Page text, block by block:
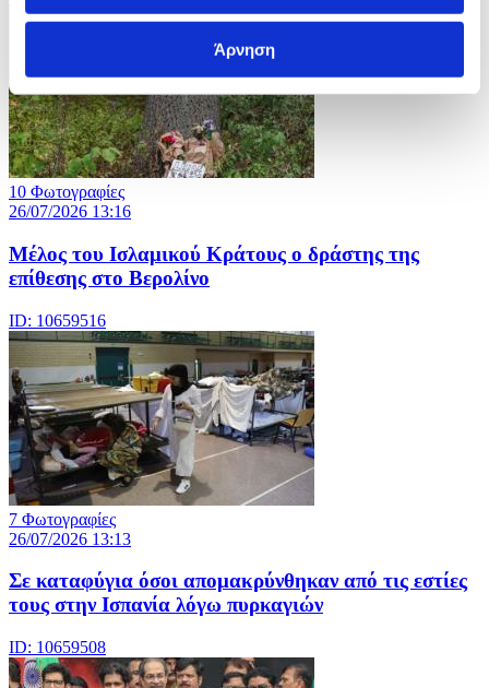
Άρνηση
10 Φωτογραφίες
26/07/2026 13:16
Μέλος του Ισλαμικού Κράτους o δράστης της
επίθεσης στο Βερολίνο
ID: 10659516
7 Φωτογραφίες
26/07/2026 13:13
Σε καταφύγια όσοι απομακρύνθηκαν από τις εστίες
τους στην Ισπανία λόγω πυρκαγιών
ID: 10659508